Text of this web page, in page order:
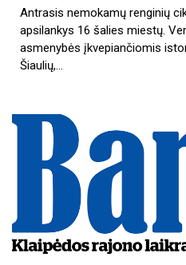
Antrasis nemokamų renginių
apsilankys 16 šalies miestų.
asmenybės įkvepiančiomis
Šiaulių,…